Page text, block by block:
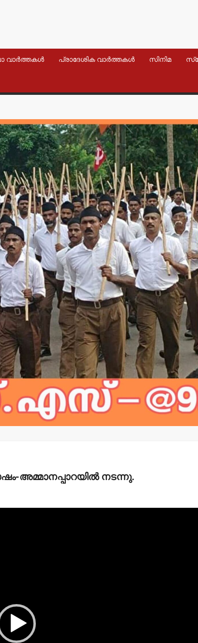
വാർത്തകൾ പ്രാദേശിക വാർത്തകൾ സിനിമ
അമ്മാനപ്പാറയില്‍ നടന്നു.
വാർത്തകൾ
തളിപ്പറമ്പ് സ്വദേശി
ഇരിട്ടിയില്‍
കാറപകടത്തില്‍ മരിച്ചു.
admin3 August 6, 2026
വാർത്തകൾ
വിസ്മയ
തുടക്കം
admin3